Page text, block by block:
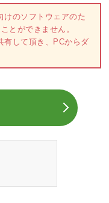
けのソフトウェアのた
とができません。
有して頂き、PCからダ